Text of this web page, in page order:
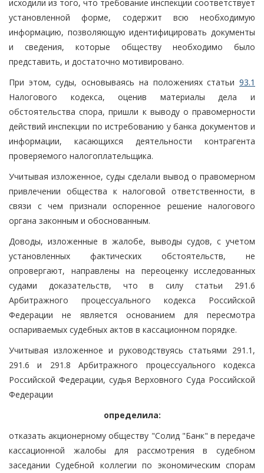
исходили из того, что требование инспекции соответствует
установленной форме, содержит всю необходимую
информацию, позволяющую идентифицировать документы
и сведения, которые обществу необходимо было
представить, и достаточно мотивировано.
При этом, суды, основываясь на положениях статьи 93.1
Налогового кодекса, оценив материалы дела и
обстоятельства спора, пришли к выводу о правомерности
действий инспекции по истребованию у банка документов и
информации, касающихся деятельности контрагента
проверяемого налогоплательщика.
Учитывая изложенное, суды сделали вывод о правомерном
привлечении общества к налоговой ответственности, в
связи с чем признали оспоренное решение налогового
органа законным и обоснованным.
Доводы, изложенные в жалобе, выводы судов, с учетом
установленных фактических обстоятельств, не
опровергают, направлены на переоценку исследованных
судами доказательств, что в силу статьи 291.6
Арбитражного процессуального кодекса Российской
Федерации не является основанием для пересмотра
оспариваемых судебных актов в кассационном порядке.
Учитывая изложенное и руководствуясь статьями 291.1,
291.6 и 291.8 Арбитражного процессуального кодекса
Российской Федерации, судья Верховного Суда Российской
Федерации
определила:
отказать акционерному обществу "Солид "Банк" в передаче
кассационной жалобы для рассмотрения в судебном
заседании Судебной коллегии по экономическим спорам